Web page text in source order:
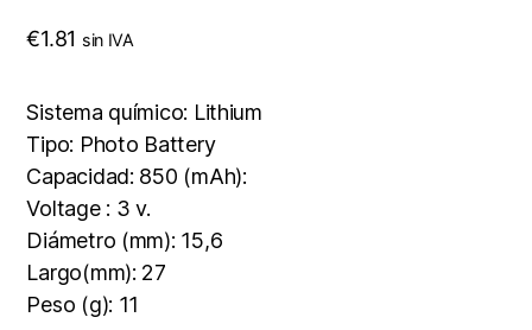
€1.81 sin IVA
Sistema químico: Lithium
Tipo: Photo Battery
Capacidad: 850 (mAh):
Voltage : 3 v.
Diámetro (mm): 15,6
Largo(mm): 27
Peso (g): 11